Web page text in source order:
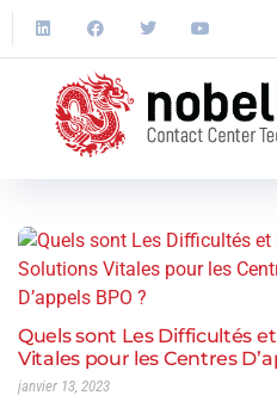
Quels sont Les Difficultés
Vitales pour les Centres
janvier 13, 2023